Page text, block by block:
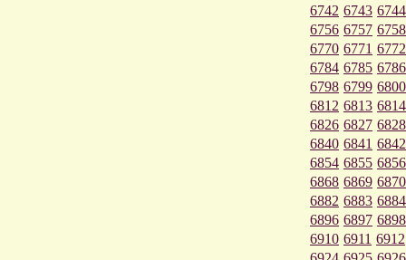
6742 6743 6744
6756 6757 6758
6770 6771 6772
6784 6785 6786
6798 6799 6800
6812 6813 6814
6826 6827 6828
6840 6841 6842
6854 6855 6856
6868 6869 6870
6882 6883 6884
6896 6897 6898
6910 6911 6912